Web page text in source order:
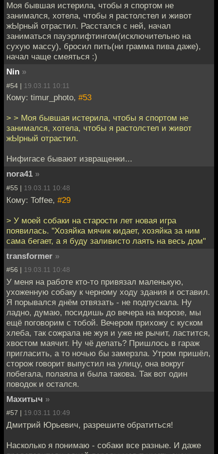
Моя бывшая истерила, чтобы я спортом не
занимался, хотела, чтобы я растолстел и живот
жЫрный отрастил. Расстался с ней, начал
заниматься пауэрлифтингом(исключительно на
сухую массу), бросил пить(ни грамма пива даже),
начал чаще смеяться :)
Nin »
#54 | 19.03.11 10:11
Кому: timur_photo, #53
> > Моя бывшая истерила, чтобы я спортом не
занимался, хотела, чтобы я растолстел и живот
жЫрный отрастил.
Нифигасе бывают извращенки...
nora41 »
#55 | 19.03.11 10:48
Кому: Toffee, #29
> У моей собаки на старости лет новая игра
появилась. "Хозяйка мячик кидает, хозяйка за ним
сама бегает, а я буду заливисто лаять на весь дом"
transformer »
#56 | 19.03.11 10:48
У меня на работе кто-то привязал маленькую,
ухоженную собаку к черному ходу здания и оставил.
Я порывался днём отвязать - не подпускала. Ну
ладно, думаю, посидишь до вечера на морозе, мы
ещё поговорим с тобой. Вечером прихожу с куском
хлеба, так сожрала не жуя и уже не рычит, ластится,
хвостом маячит. Ну чё делать? Пришлось в гараж
пригласить, а то ночью бы замерзла. Утром пришёл,
сторож говорит выпустил на улицу, она вокруг
побегала, полаяла и была такова. Так вот один
поводок и остался.
Махитыч »
#57 | 19.03.11 10:49
Дмитрий Юрьевич, разрешите обратиться!
Насколько я понимаю - собаки все разные. И даже